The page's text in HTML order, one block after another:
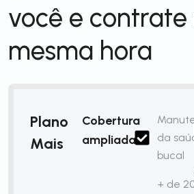
você e contrate
mesma hora
Plano
Mais
Cobertura
ampliada
da
bucal
+ de